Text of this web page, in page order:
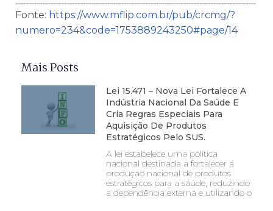
Fonte: https://www.mflip.com.br/pub/crcmg/?
numero=234&code=1753889243250#page/14
Mais Posts
Lei 15.471 – Nova Lei Fortalece A
Indústria Nacional Da Saúde E
Cria Regras Especiais Para
Aquisição De Produtos
Estratégicos Pelo SUS.
A lei estabelece uma política
nacional destinada a fortalecer a
produção nacional de produtos
estratégicos para a saúde, reduzindo
a dependência externa e utilizando o